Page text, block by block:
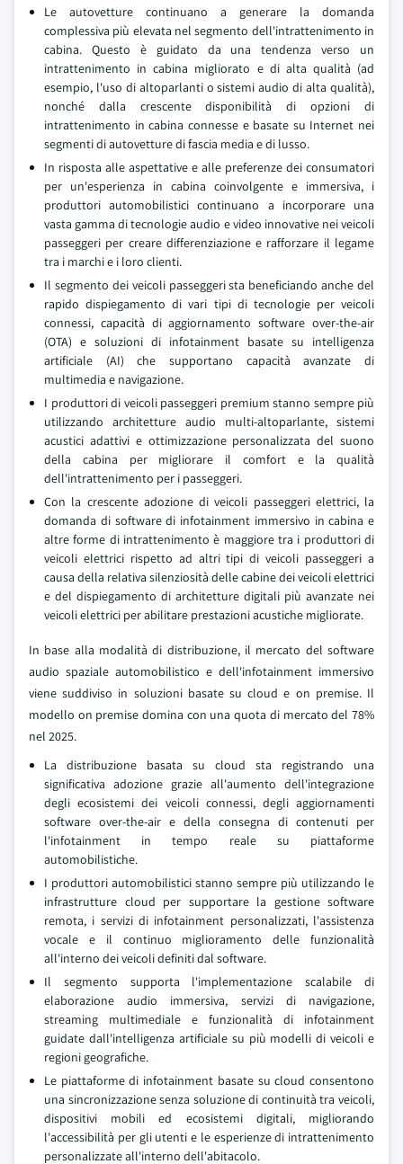
Le autovetture continuano a generare la domanda
complessiva più elevata nel segmento dell'intrattenimento in
cabina. Questo è guidato da una tendenza verso un
intrattenimento in cabina migliorato e di alta qualità (ad
esempio, l'uso di altoparlanti o sistemi audio di alta qualità),
nonché dalla crescente disponibilità di opzioni di
intrattenimento in cabina connesse e basate su Internet nei
segmenti di autovetture di fascia media e di lusso.
In risposta alle aspettative e alle preferenze dei consumatori
per un'esperienza in cabina coinvolgente e immersiva, i
produttori automobilistici continuano a incorporare una
vasta gamma di tecnologie audio e video innovative nei veicoli
passeggeri per creare differenziazione e rafforzare il legame
tra i marchi e i loro clienti.
Il segmento dei veicoli passeggeri sta beneficiando anche del
rapido dispiegamento di vari tipi di tecnologie per veicoli
connessi, capacità di aggiornamento software over-the-air
(OTA) e soluzioni di infotainment basate su intelligenza
artificiale (AI) che supportano capacità avanzate di
multimedia e navigazione.
I produttori di veicoli passeggeri premium stanno sempre più
utilizzando architetture audio multi-altoparlante, sistemi
acustici adattivi e ottimizzazione personalizzata del suono
della cabina per migliorare il comfort e la qualità
dell'intrattenimento per i passeggeri.
Con la crescente adozione di veicoli passeggeri elettrici, la
domanda di software di infotainment immersivo in cabina e
altre forme di intrattenimento è maggiore tra i produttori di
veicoli elettrici rispetto ad altri tipi di veicoli passeggeri a
causa della relativa silenziosità delle cabine dei veicoli elettrici
e del dispiegamento di architetture digitali più avanzate nei
veicoli elettrici per abilitare prestazioni acustiche migliorate.
In base alla modalità di distribuzione, il mercato del software
audio spaziale automobilistico e dell'infotainment immersivo
viene suddiviso in soluzioni basate su cloud e on premise. Il
modello on premise domina con una quota di mercato del 78%
nel 2025.
La distribuzione basata su cloud sta registrando una
significativa adozione grazie all'aumento dell'integrazione
degli ecosistemi dei veicoli connessi, degli aggiornamenti
software over-the-air e della consegna di contenuti per
l'infotainment in tempo reale su piattaforme
automobilistiche.
I produttori automobilistici stanno sempre più utilizzando le
infrastrutture cloud per supportare la gestione software
remota, i servizi di infotainment personalizzati, l'assistenza
vocale e il continuo miglioramento delle funzionalità
all'interno dei veicoli definiti dal software.
Il segmento supporta l'implementazione scalabile di
elaborazione audio immersiva, servizi di navigazione,
streaming multimediale e funzionalità di infotainment
guidate dall'intelligenza artificiale su più modelli di veicoli e
regioni geografiche.
Le piattaforme di infotainment basate su cloud consentono
una sincronizzazione senza soluzione di continuità tra veicoli,
dispositivi mobili ed ecosistemi digitali, migliorando
l'accessibilità per gli utenti e le esperienze di intrattenimento
personalizzate all'interno dell'abitacolo.